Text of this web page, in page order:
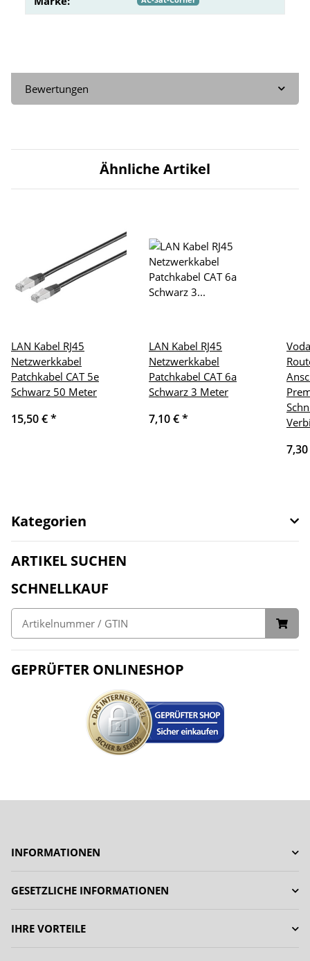
Bewertungen
Ähnliche Artikel
LAN Kabel RJ45
Netzwerkkabel
Patchkabel CAT 5e
Schwarz 50 Meter
15,50 €*
LAN Kabel RJ45
Netzwerkkabel
Patchkabel CAT 6a
Schwarz 3 Meter
7,10 €*
Kategorien
ARTIKEL SUCHEN
SCHNELLKAUF
GEPRÜFTER ONLINESHOP
INFORMATIONEN
GESETZLICHE INFORMATIONEN
IHRE VORTEILE